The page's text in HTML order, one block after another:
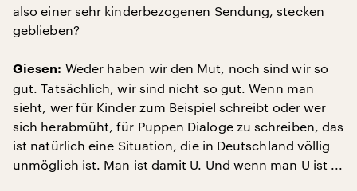
also einer sehr kinderbezogenen Sendung, stecken
geblieben?
Giesen: Weder haben wir den Mut, noch sind wir so
gut. Tatsächlich, wir sind nicht so gut. Wenn man
sieht, wer für Kinder zum Beispiel schreibt oder wer
sich herabmüht, für Puppen Dialoge zu schreiben, das
ist natürlich eine Situation, die in Deutschland völlig
unmöglich ist. Man ist damit U. Und wenn man U ist ...